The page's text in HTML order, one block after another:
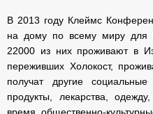
В 2013 году Клеймс
на дому по всему миру для
22000 из них проживают в
переживших Холокост,
получат другие
продукты, лекарства,